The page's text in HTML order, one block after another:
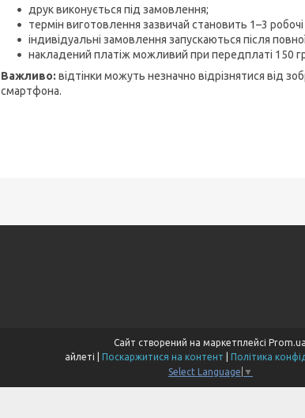
друк виконується під замовлення;
термін виготовлення зазвичай становить 1–3 робочі
індивідуальні замовлення запускаються після
накладений платіж можливий при передплаті 150
Важливо: відтінки можуть незначно відрізнятися від
смартфона.
Сайт створений на маркетплейсі Prom.ua
Поскаржитися на контент
Політика
Select Language ▼